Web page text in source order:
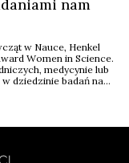
nam
w Nauce, Henkel
Women in Science.
medycynie lub
dziedzinie badań nad